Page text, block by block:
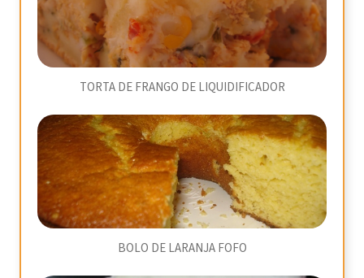
TORTA DE FRANGO DE LIQUIDIFICADOR
BOLO DE LARANJA FOFO